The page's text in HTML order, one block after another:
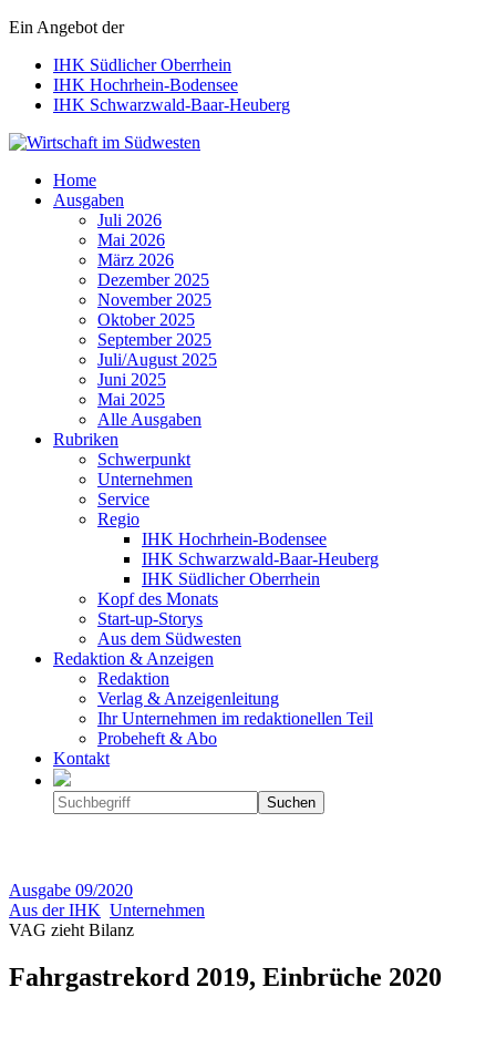
Ein Angebot der
IHK Südlicher Oberrhein
IHK Hochrhein-Bodensee
IHK Schwarzwald-Baar-Heuberg
Wirtschaft im Südwesten
Home
Ausgaben
Juli 2026
Mai 2026
März 2026
Dezember 2025
November 2025
Oktober 2025
September 2025
Juli/August 2025
Juni 2025
Mai 2025
Alle Ausgaben
Rubriken
Schwerpunkt
Unternehmen
Service
Regio
IHK Hochrhein-Bodensee
IHK Schwarzwald-Baar-Heuberg
IHK Südlicher Oberrhein
Kopf des Monats
Start-up-Storys
Aus dem Südwesten
Redaktion & Anzeigen
Redaktion
Verlag & Anzeigenleitung
Ihr Unternehmen im redaktionellen Teil
Probeheft & Abo
Kontakt
Ausgabe 09/2020
Aus der IHK Unternehmen
VAG zieht Bilanz
Fahrgastrekord 2019, Einbrüche 2020